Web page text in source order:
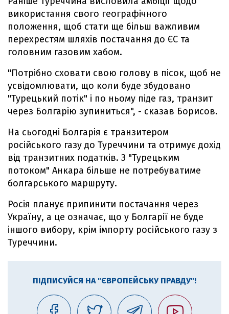
використання свого географічного
положення, щоб стати ще більш важливим
перехрестям шляхів постачання до ЄС та
головним газовим хабом.
"Потрібно сховати свою голову в пісок, щоб не
усвідомлювати, що коли буде збудовано
"Турецький потік" і по ньому піде газ, транзит
через Болгарію зупиниться", - сказав Борисов.
На сьогодні Болгарія є транзитером
російського газу до Туреччини та отримує дохід
від транзитних податків. З "Турецьким
потоком" Анкара більше не потребуватиме
болгарського маршруту.
Росія планує припинити постачання через
Україну, а це означає, що у Болгарії не буде
іншого вибору, крім імпорту російського газу з
Туреччини.
ПІДПИСУЙСЯ НА "ЄВРОПЕЙСЬКУ ПРАВДУ"!